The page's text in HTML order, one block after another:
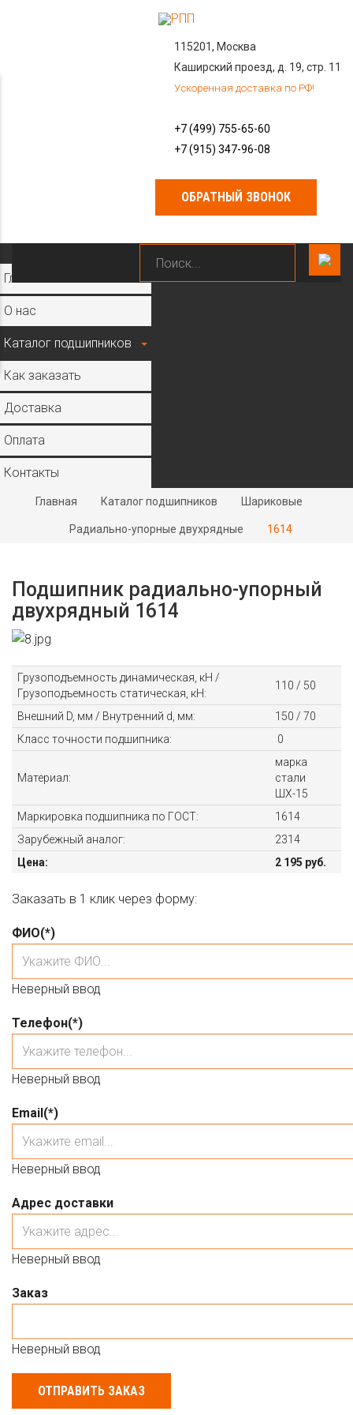
115201, Москва
Каширский проезд, д. 19, стр. 11
Ускоренная доставка по РФ!
+7 (499) 755-65-60
+7 (915) 347-96-08
ОБРАТНЫЙ ЗВОНОК
Главная
О нас
Каталог подшипников
Как заказать
Доставка
Оплата
Контакты
Главная Каталог подшипников Шариковые
Радиально-упорные двухрядные 1614
Подшипник радиально-упорный
двухрядный 1614
Грузоподъемность динамическая, кН /
Грузоподъемность статическая, кН:
110 / 50
Внешний D, мм / Внутренний d, мм:
150 / 70
Класс точности подшипника:
0
Материал:
марка
стали
ШХ-15
Маркировка подшипника по ГОСТ:
1614
Зарубежный аналог:
2314
Цена:
2 195 руб.
Заказать в 1 клик через форму:
ФИО(*)
Неверный ввод
Телефон(*)
Неверный ввод
Email(*)
Неверный ввод
Адрес доставки
Неверный ввод
Заказ
Неверный ввод
ОТПРАВИТЬ ЗАКАЗ